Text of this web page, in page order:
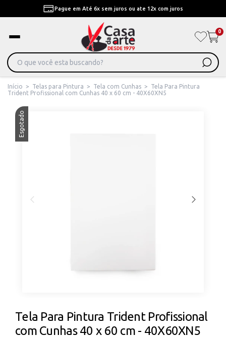
Pague em Até 6x sem juros ou ate 12x com juros
0
Início > Telas para Pintura > Tela com Cunhas >
Tela Para Pintura
Trident Profissional com Cunhas 40 x 60 cm - 40X60XN5
Esgotado
Tela Para Pintura Trident Profissional
com Cunhas 40 x 60 cm - 40X60XN5